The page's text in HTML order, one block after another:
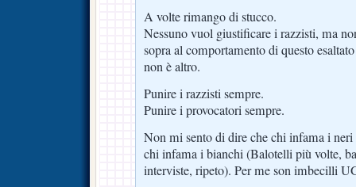
A volte rimango di stucco.
Nessuno vuol giustificare i razzisti, ma
sopra al comportamento di questo
non è altro.
Punire i razzisti sempre.
Punire i provocatori sempre.
Non mi sento di dire che chi infama i
chi infama i bianchi (Balotelli più volte,
interviste, ripeto). Per me son imbecilli